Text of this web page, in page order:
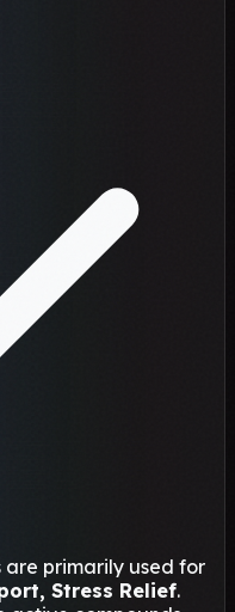
are primarily used for
Stress Relief.